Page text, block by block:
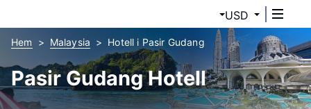
USD
Hem Malaysia Hotell i Pasir Gudang
Pasir Gudang Hotell